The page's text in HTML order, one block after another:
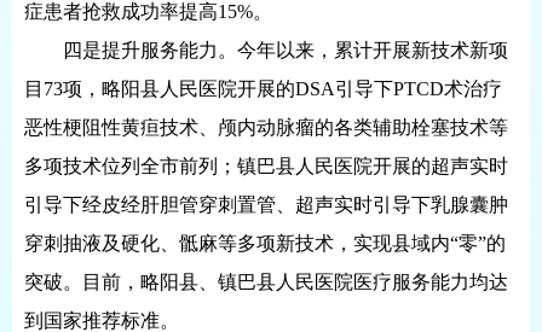
症患者抢救成功率提高15%。
四是提升服务能力。今年以来，累计开展新技术新项
目73项，略阳县人民医院开展的DSA引导下PTCD术治疗
恶性梗阻性黄疸技术、颅内动脉瘤的各类辅助栓塞技术等
多项技术位列全市前列；镇巴县人民医院开展的超声实时
引导下经皮经肝胆管穿刺置管、超声实时引导下乳腺囊肿
穿刺抽液及硬化、骶麻等多项新技术，实现县域内“零”的
突破。目前，略阳县、镇巴县人民医院医疗服务能力均达
到国家推荐标准。